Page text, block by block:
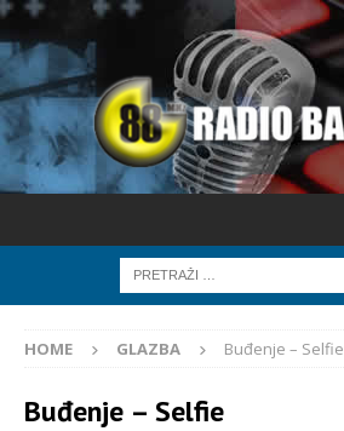
HOME GLAZBA Buđenje – Selfie
Buđenje – Selfie